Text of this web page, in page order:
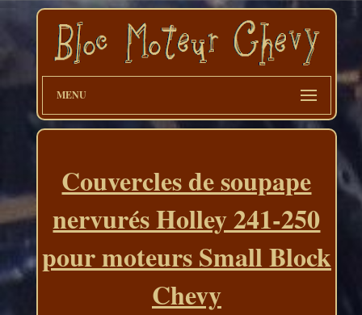
MENU
Couvercles de soupape
nervurés Holley 241-250
pour moteurs Small Block
Chevy